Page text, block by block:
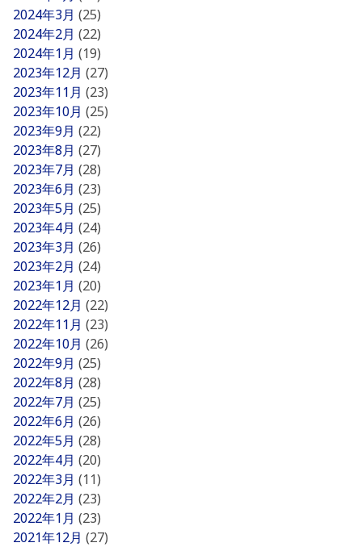
2024年3月 (25)
2024年2月 (22)
2024年1月 (19)
2023年12月 (27)
2023年11月 (23)
2023年10月 (25)
2023年9月 (22)
2023年8月 (27)
2023年7月 (28)
2023年6月 (23)
2023年5月 (25)
2023年4月 (24)
2023年3月 (26)
2023年2月 (24)
2023年1月 (20)
2022年12月 (22)
2022年11月 (23)
2022年10月 (26)
2022年9月 (25)
2022年8月 (28)
2022年7月 (25)
2022年6月 (26)
2022年5月 (28)
2022年4月 (20)
2022年3月 (11)
2022年2月 (23)
2022年1月 (23)
2021年12月 (27)